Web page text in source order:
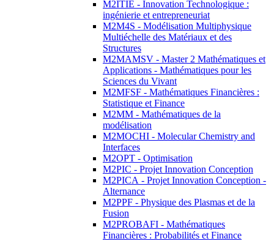
M2ITIE - Innovation Technologique :
ingénierie et entrepreneuriat
M2M4S - Modélisation Multiphysique
Multiéchelle des Matériaux et des
Structures
M2MAMSV - Master 2 Mathématiques et
Applications - Mathématiques pour les
Sciences du Vivant
M2MFSF - Mathématiques Financières :
Statistique et Finance
M2MM - Mathématiques de la
modélisation
M2MOCHI - Molecular Chemistry and
Interfaces
M2OPT - Optimisation
M2PIC - Projet Innovation Conception
M2PICA - Projet Innovation Conception -
Alternance
M2PPF - Physique des Plasmas et de la
Fusion
M2PROBAFI - Mathématiques
Financières : Probabilités et Finance